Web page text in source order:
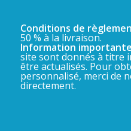
Conditions de
50 % à la livraison.
Information importante
site sont donnés à titre
être actualisés. Pour
personnalisé, merci de
directement.